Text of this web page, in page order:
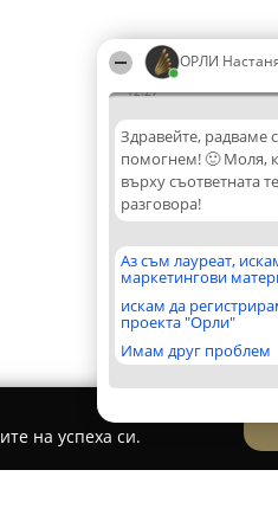
ОРЛИ
12:27
Здравейте, радваме
помогнем! 🙂 Моля,
върху съответната
разговора!
Аз съм лауреат,
маркетингови
искам да
проекта "Орли"
Имам друг проблем
на успеха си.